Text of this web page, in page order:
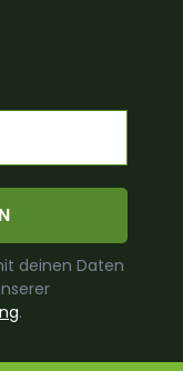
deinen Daten
.